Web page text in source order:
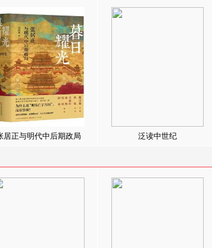
居正与明代中后期政局 泛读中世纪